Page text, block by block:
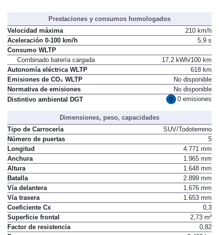
Prestaciones y consumos homologados
Velocidad máxima
210 km/h
Aceleración 0-100 km/h
Consumo WLTP
Combinado batería cargada
17,2 kWh/100 km
Autonomía eléctrica WLTP
618 km
Emisiones de CO₂ WLTP
No disponible
Normativa de emisiones
No disponible
Dimensiones, peso, capacidades
Tipo de Carrocería
SUV/Todoterreno
Número de puertas
5
Longitud
4.771 mm
Anchura
1.965 mm
Altura
1.648 mm
Batalla
2.899 mm
Vía delantera
1.676 mm
Vía trasera
1.653 mm
Coeficiente Cx
0,3
Superficie frontal
2,73 m²